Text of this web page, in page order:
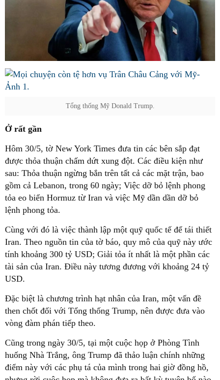
Tổng thống Mỹ Donald Trump.
Ở rất gần
Hôm 30/5, tờ New York Times đưa tin các bên sắp đạt
được thỏa thuận chấm dứt xung đột. Các điều kiện như
sau: Thỏa thuận ngừng bắn trên tất cả các mặt trận, bao
gồm cả Lebanon, trong 60 ngày; Việc dỡ bỏ lệnh phong
tỏa eo biển Hormuz từ Iran và việc Mỹ dần dần dỡ bỏ
lệnh phong tỏa.
Cùng với đó là việc thành lập một quỹ quốc tế để tái thiết
Iran. Theo nguồn tin của tờ báo, quy mô của quỹ này ước
tính khoảng 300 tỷ USD; Giải tỏa ít nhất là một phần các
tài sản của Iran. Điều này tương đương với khoảng 24 tỷ
USD.
Đặc biệt là chương trình hạt nhân của Iran, một vấn đề
then chốt đối với Tổng thống Trump, nên được đưa vào
vòng đàm phán tiếp theo.
Cũng trong ngày 30/5, tại một cuộc họp ở Phòng Tình
huống Nhà Trắng, ông Trump đã thảo luận chính những
điểm này với các phụ tá của mình trong hai giờ đồng hồ,